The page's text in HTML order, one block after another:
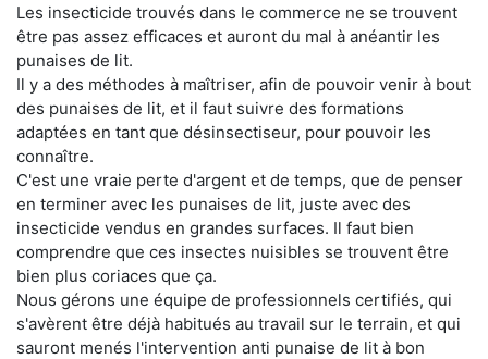
Les insecticide trouvés dans le commerce ne se trouvent
être pas assez efficaces et auront du mal à anéantir les
punaises de lit.
Il y a des méthodes à maîtriser, afin de pouvoir venir à bout
des punaises de lit, et il faut suivre des formations
adaptées en tant que désinsectiseur, pour pouvoir les
connaître.
C'est une vraie perte d'argent et de temps, que de penser
en terminer avec les punaises de lit, juste avec des
insecticide vendus en grandes surfaces. Il faut bien
comprendre que ces insectes nuisibles se trouvent être
bien plus coriaces que ça.
Nous gérons une équipe de professionnels certifiés, qui
s'avèrent être déjà habitués au travail sur le terrain, et qui
sauront menés l'intervention anti punaise de lit à bon